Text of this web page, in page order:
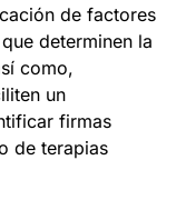
de factores
determinen la
como,
un
firmas
de terapias